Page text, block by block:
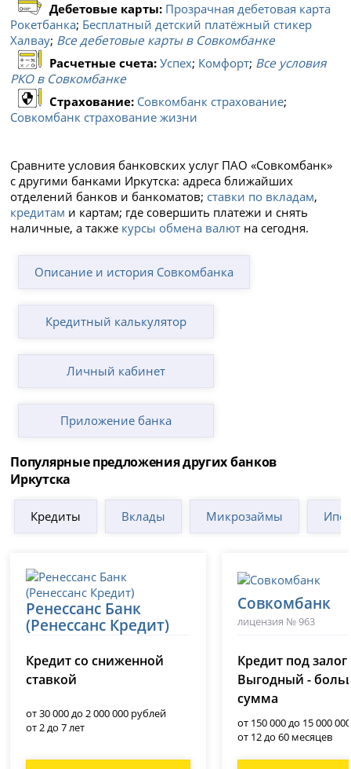
Дебетовые карты: Прозрачная дебетовая карта
Рокетбанка; Бесплатный детский платёжный стикер
Халвау; Все дебетовые карты в Совкомбанке
Расчетные счета:Успех; Комфорт; Все условия
РКО в Совкомбанке
Страхование: Совкомбанк страхование;
Совкомбанк страхование жизни
Сравните условия банковских услуг ПАО «Совкомбанк»
с другими банками Иркутска: адреса ближайших
отделений банков и банкоматов; ставки по вкладам,
кредитам и картам; где совершить платежи и снять
наличные, а также курсы обмена валют на сегодня.
Описание и история Совкомбанка
Кредитный калькулятор
Личный кабинет
Приложение банка
Популярные предложения других банков
Иркутска
Кредиты Вклады Микрозаймы
Ренессанс Банк
(Ренессанс Кредит)
Кредит со сниженной
ставкой
от 30 000 до 2 000 000 рублей
от 2 до 7 лет
Совкомбанк
лицензия № 963
Кредит под залог
Выгодный -
сумма
от 150 000 до 15 000
от 12 до 60 месяцев